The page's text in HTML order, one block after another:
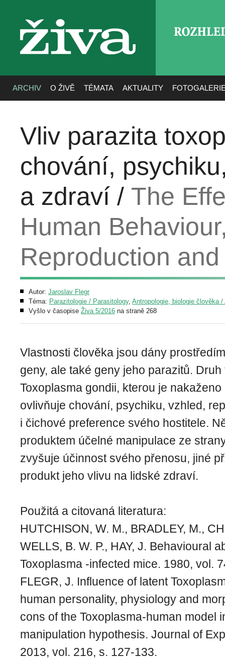
živa
ARCHIV O ŽIVĚ TÉMATA AKTUALITY
Vliv parazita
chování,
a zdraví / The
Human
Reproduction
Autor: Jaroslav Flegr
Téma: Parazitologie / Parasitology, Antropologie, biologie člověka /
Vyšlo v časopise Živa 5/2016 na straně 268
Vlastnosti člověka jsou dány
geny, ale také geny jeho parazitů.
Toxoplasma gondii, kterou je nakaženo
ovlivňuje chování, psychiku, vzhled,
i čichové preference svého hostitele.
produktem účelné manipulace ze
zvyšuje účinnost svého přenosu, jiné
produkt jeho vlivu na lidské zdraví.
Použitá a citovaná literatura:
HUTCHISON, W. M., BRADLEY, M.,
WELLS, B. W. P., HAY, J. Behavioural
Toxoplasma -infected mice. 1980, vol.
FLEGR, J. Influence of latent
human personality, physiology and
cons of the Toxoplasma-human model
manipulation hypothesis. Journal of
2013, vol. 216, s. 127-133.